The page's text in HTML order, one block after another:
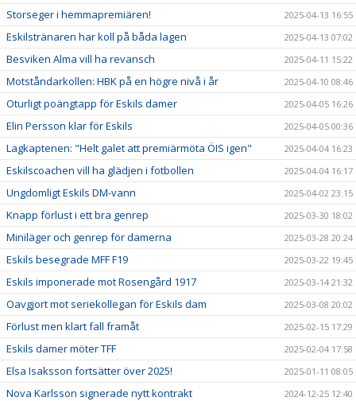
Storseger i hemmapremiären! 2025-04-13 16:55
Eskilstränaren har koll på båda lagen 2025-04-13 07:02
Besviken Alma vill ha revansch 2025-04-11 15:22
Motståndarkollen: HBK på en högre nivå i år 2025-04-10 08:46
Oturligt poängtapp för Eskils damer 2025-04-05 16:26
Elin Persson klar för Eskils 2025-04-05 00:36
Lagkaptenen: "Helt galet att premiärmöta ÖIS igen" 2025-04-04 16:23
Eskilscoachen vill ha glädjen i fotbollen 2025-04-04 16:17
Ungdomligt Eskils DM-vann 2025-04-02 23:15
Knapp förlust i ett bra genrep 2025-03-30 18:02
Miniläger och genrep för damerna 2025-03-28 20:24
Eskils besegrade MFF F19 2025-03-22 19:45
Eskils imponerade mot Rosengård 1917 2025-03-14 21:32
Oavgjort mot seriekollegan för Eskils dam 2025-03-08 20:02
Förlust men klart fall framåt 2025-02-15 17:29
Eskils damer möter TFF 2025-02-04 17:58
Elsa Isaksson fortsätter över 2025! 2025-01-11 08:05
Nova Karlsson signerade nytt kontrakt 2024-12-25 12:40